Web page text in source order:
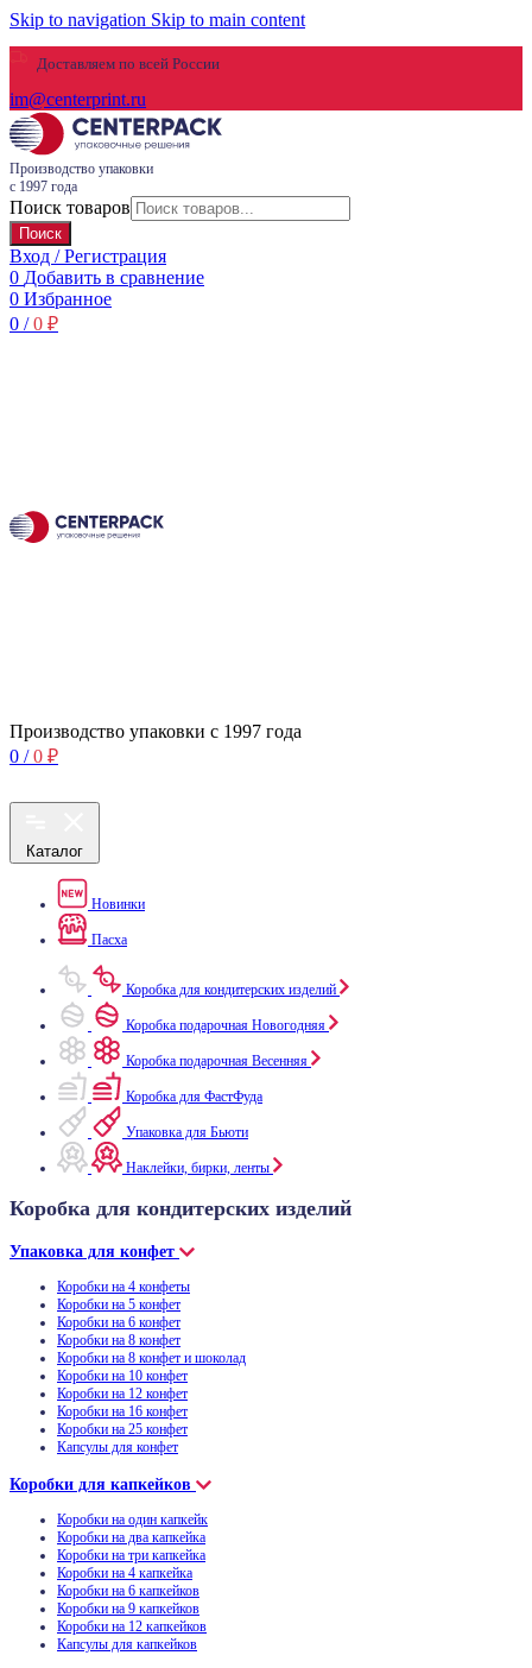
Skip to navigation Skip to main content
Доставляем по всей России
im@centerprint.ru
Производство упаковки
с 1997 года
Поиск товаров
Поиск
Вход / Регистрация
0 Добавить в сравнение
0 Избранное
0 / 0 ₽
Производство упаковки с 1997 года
0 / 0 ₽
Каталог
Новинки
Пасха
Коробка для кондитерских изделий
Коробка подарочная Новогодняя
Коробка подарочная Весенняя
Коробка для ФастФуда
Упаковка для Бьюти
Наклейки, бирки, ленты
Коробка для кондитерских изделий
Упаковка для конфет
Коробки на 4 конфеты
Коробки на 5 конфет
Коробки на 6 конфет
Коробки на 8 конфет
Коробки на 8 конфет и шоколад
Коробки на 10 конфет
Коробки на 12 конфет
Коробки на 16 конфет
Коробки на 25 конфет
Капсулы для конфет
Коробки для капкейков
Коробки на один капкейк
Коробки на два капкейка
Коробки на три капкейка
Коробки на 4 капкейка
Коробки на 6 капкейков
Коробки на 9 капкейков
Коробки на 12 капкейков
Капсулы для капкейков